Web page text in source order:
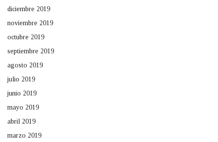
diciembre 2019
noviembre 2019
octubre 2019
septiembre 2019
agosto 2019
julio 2019
junio 2019
mayo 2019
abril 2019
marzo 2019